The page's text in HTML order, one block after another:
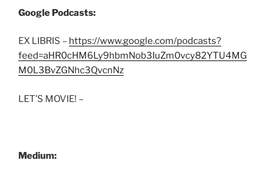
Google Podcasts:
EX LIBRIS – https://www.google.com/podcasts?
feed=aHR0cHM6Ly9hbmNob3IuZm0vcy82YTU4MG
M0L3BvZGNhc3QvcnNz
LET’S MOVIE! –
Medium: